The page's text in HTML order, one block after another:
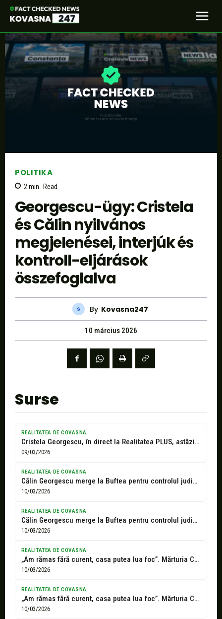
POLITIKA
2 min. Read
Georgescu-ügy: Cristela
és Călin nyilvános
megjelenései, interjúk és
kontroll-eljárások
összefoglalva
By Kovasna247
10 március 2026
Surse
REALITATEA DE COVASNA
Cristela Georgescu, în direct la Realitatea PLUS, astăzi, de la ora 20:55....
09/03/2026
REALITATEA DE COVASNA
Călin Georgescu merge la Buftea pentru controlul judiciar: este prima apariție după...
10/03/2026
REALITATEA DE COVASNA
Călin Georgescu merge la Buftea pentru controlul judiciar: este prima apariție după...
10/03/2026
REALITATEA DE COVASNA
„Am rămas fără curent, casa putea lua foc”. Mărturia Cristela Georgescu despre...
10/03/2026
REALITATEA DE COVASNA
„Am rămas fără curent, casa putea lua foc”. Mărturia Cristela Georgescu despre...
10/03/2026